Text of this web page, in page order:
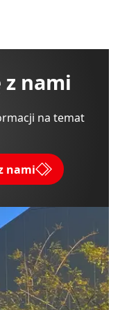
nami
na temat
nami